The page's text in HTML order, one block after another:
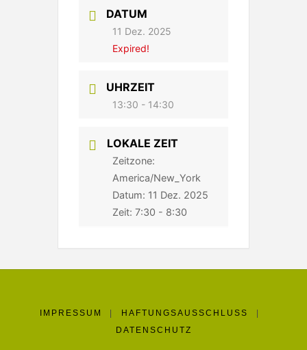
DATUM
11 Dez. 2025
Expired!
UHRZEIT
13:30 - 14:30
LOKALE ZEIT
Zeitzone:
America/New_York
Datum: 11 Dez. 2025
Zeit: 7:30 - 8:30
IMPRESSUM HAFTUNGSAUSSCHLUSS
DATENSCHUTZ